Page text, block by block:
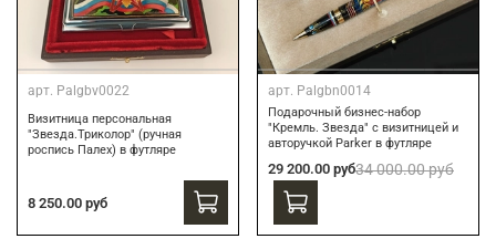
арт. Palgbv0022
Визитница персональная
"Звезда.Триколор" (ручная
роспись Палех) в футляре
8 250.00 руб
арт. Palgbn0014
Подарочный бизнес-набор
"Кремль. Звезда" с визитницей и
авторучкой Parker в футляре
29 200.00 руб34 000.00 руб